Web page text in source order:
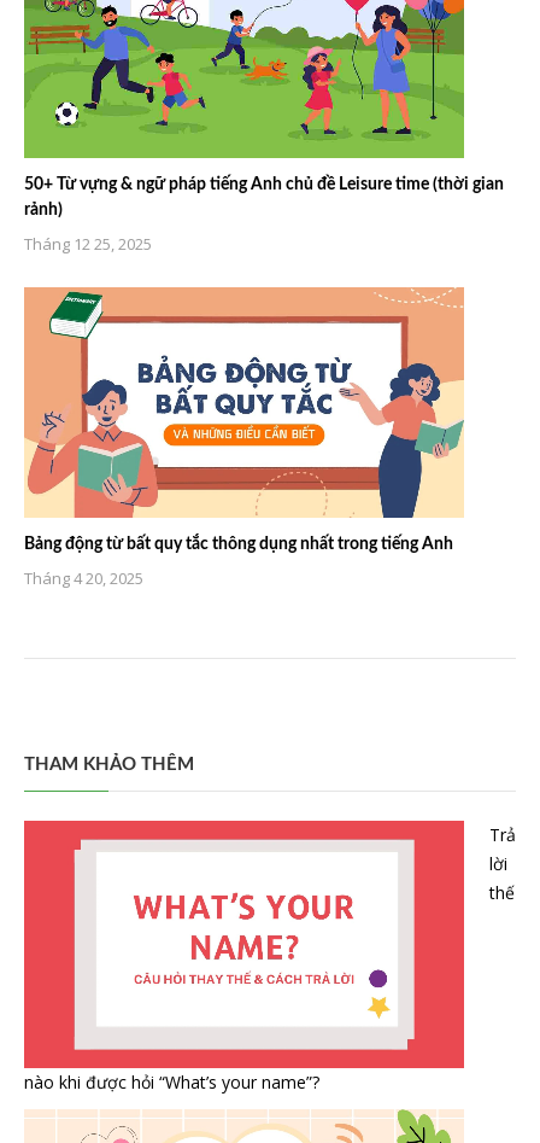
50+ Từ vựng & ngữ pháp tiếng Anh chủ đề Leisure time (thời gian
rảnh)
Tháng 12 25, 2025
Bảng động từ bất quy tắc thông dụng nhất trong tiếng Anh
Tháng 4 20, 2025
THAM KHẢO THÊM
Trả
lời
thế
nào khi được hỏi “What’s your name”?